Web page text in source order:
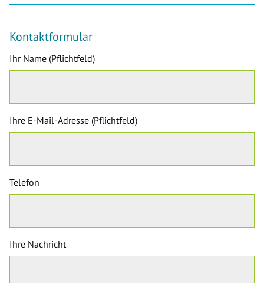
Kontaktformular
Ihr Name (Pflichtfeld)
Ihre E-Mail-Adresse (Pflichtfeld)
Telefon
Ihre Nachricht